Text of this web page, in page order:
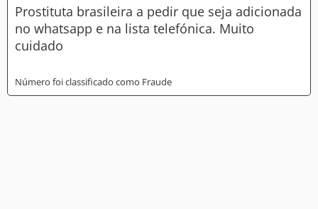
Prostituta brasileira a pedir que seja adicionada
no whatsapp e na lista telefónica. Muito
cuidado
Número foi classificado como Fraude